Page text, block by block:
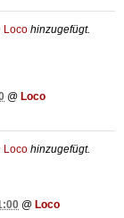
Loco hinzugefügt.
@ Loco
Loco hinzugefügt.
@ Loco